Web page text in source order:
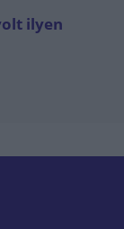
ilyen